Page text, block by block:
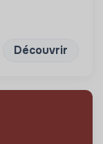
Découvrir